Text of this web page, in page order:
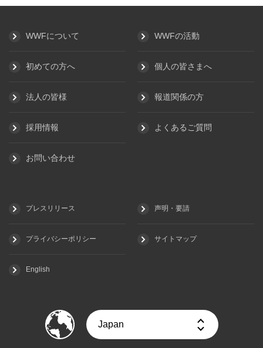
WWFについて WWFの活動
初めての方へ 個人の皆さまへ
法人の皆様 報道関係の方
採用情報 よくあるご質問
お問い合わせ
プレスリリース 声明・要請
プライバシーポリシー サイトマップ
English